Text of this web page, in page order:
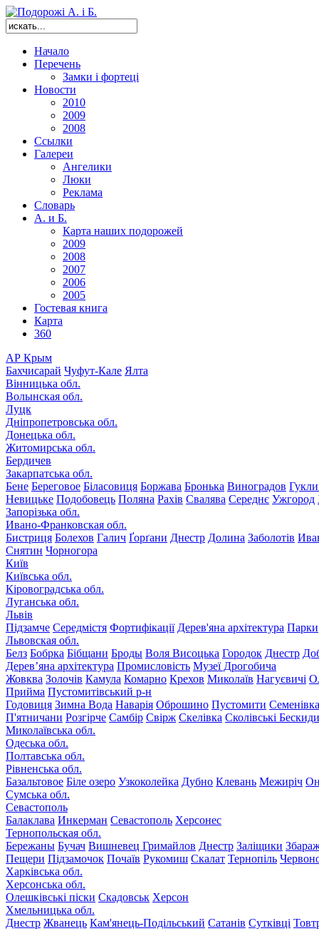
Начало
Перечень
Замки і фортеці
Новости
2010
2009
2008
Ссылки
Галереи
Ангелики
Люки
Реклама
Словарь
А. и Б.
Карта наших подорожей
2009
2008
2007
2006
2005
Гостевая книга
Карта
360
АР Крым
Бахчисарай Чуфут-Кале Ялта
Вінницька обл.
Волынская обл.
Луцк
Дніпропетровська обл.
Донецька обл.
Житомирська обл.
Бердичев
Закарпатська обл.
Бене Береговое Біласовиця Боржава Бронька Виноградов
Невицьке Подобовець Поляна Рахів Свалява Середнє Ужгород
Запорізька обл.
Ивано-Франковская обл.
Бистриця Болехов Галич Ґорґани Днестр Долина Заболотів
Снятин Чорногора
Київ
Київська обл.
Кіровоградська обл.
Луганська обл.
Львів
Підзамче Середмістя Фортифікації Дерев'яна архітектура Парки
Львовская обл.
Белз Бобрка Бібщани Броды Воля Висоцька Городок Днестр
Дерев’яна архітектура Промисловість Музеї Дрогобича
Жовква Золочів Камула Комарно Крехов Миколаїв Нагуєвичі
Прийма Пустомитівський р-н
Годовиця Зимна Вода Наварія Оброшино Пустомити Семенівка
П'ятничани Розгірче Самбір Свірж Скелівка Сколівські Бескиди
Миколаївська обл.
Одеська обл.
Полтавська обл.
Рівненська обл.
Базальтовое Біле озеро Узкоколейка Дубно Клевань Межиріч
Сумська обл.
Севастополь
Балаклава Инкерман Севастополь Херсонес
Тернопольская обл.
Бережаны Бучач Вишневец Гримайлов Днестр Заліщики
Пещери Підзамочок Почаїв Рукомиш Скалат Тернопіль
Харківська обл.
Херсонська обл.
Олешківські піски Скадовськ Херсон
Хмельницька обл.
Днестр Жванець Кам'янець-Подільський Сатанів Сутківці